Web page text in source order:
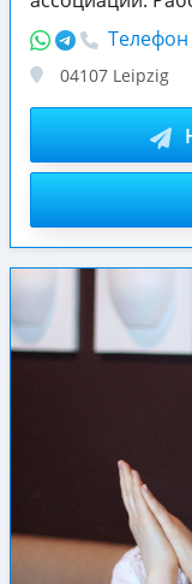
Телефон
04107 Leipzig